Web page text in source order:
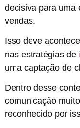
decisiva para uma
vendas.
Isso deve
nas estratégias de
uma captação de
Dentro desse
comunicação
reconhecido por